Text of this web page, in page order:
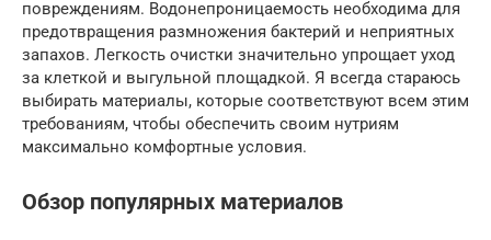
повреждениям. Водонепроницаемость необходима для
предотвращения размножения бактерий и неприятных
запахов. Легкость очистки значительно упрощает уход
за клеткой и выгульной площадкой. Я всегда стараюсь
выбирать материалы, которые соответствуют всем этим
требованиям, чтобы обеспечить своим нутриям
максимально комфортные условия.
Обзор популярных материалов